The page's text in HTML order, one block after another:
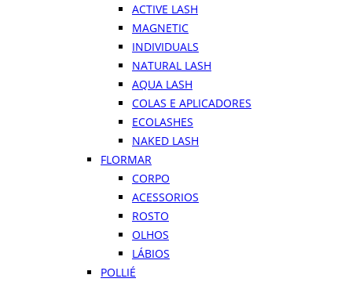
ACTIVE LASH
MAGNETIC
INDIVIDUALS
NATURAL LASH
AQUA LASH
COLAS E APLICADORES
ECOLASHES
NAKED LASH
FLORMAR
CORPO
ACESSORIOS
ROSTO
OLHOS
LÁBIOS
POLLIÉ